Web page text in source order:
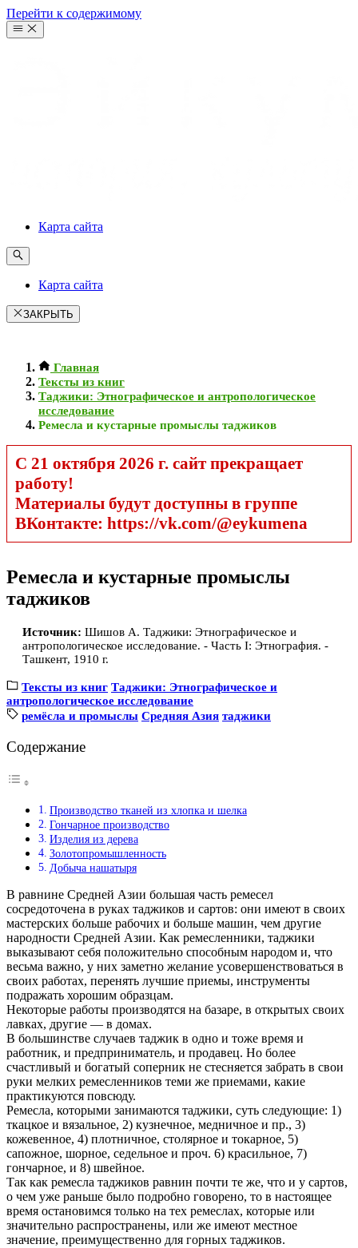
Перейти к содержимому
Карта сайта
Карта сайта
ЗАКРЫТЬ
Главная
Тексты из книг
Таджики: Этнографическое и антропологическое
исследование
Ремесла и кустарные промыслы таджиков
С 21 октября 2026 г. сайт прекращает
работу!
Материалы будут доступны в группе
ВКонтакте: https://vk.com/@eykumena
Ремесла и кустарные промыслы
таджиков
Источник: Шишов А. Таджики: Этнографическое и
антропологическое исследование. - Часть I: Этнография. -
Ташкент, 1910 г.
Тексты из книг Таджики: Этнографическое и
антропологическое исследование
ремёсла и промыслы Средняя Азия таджики
Содержание
Производство тканей из хлопка и шелка
Гончарное производство
Изделия из дерева
Золотопромышленность
Добыча нашатыря
В равнине Средней Азии большая часть ремесел
сосредоточена в руках таджиков и сартов: они имеют в своих
мастерских больше рабочих и больше машин, чем другие
народности Средней Азии. Как ремесленники, таджики
выказывают себя положительно способным народом и, что
весьма важно, у них заметно желание усовершенствоваться в
своих работах, перенять лучшие приемы, инструменты
подражать хорошим образцам.
Некоторые работы производятся на базаре, в открытых своих
лавках, другие — в домах.
В большинстве случаев таджик в одно и тоже время и
работник, и предприниматель, и продавец. Но более
счастливый и богатый соперник не стесняется забрать в свои
руки мелких ремесленников теми же приемами, какие
практикуются повсюду.
Ремесла, которыми занимаются таджики, суть следующие: 1)
ткацкое и вязальное, 2) кузнечное, медничное и пр., 3)
кожевенное, 4) плотничное, столярное и токарное, 5)
сапожное, шорное, седельное и проч. 6) красильное, 7)
гончарное, и 8) швейное.
Так как ремесла таджиков равнин почти те же, что и у сартов,
о чем уже раньше было подробно говорено, то в настоящее
время остановимся только на тех ремеслах, которые или
значительно распространены, или же имеют местное
значение, преимущественно для горных таджиков.